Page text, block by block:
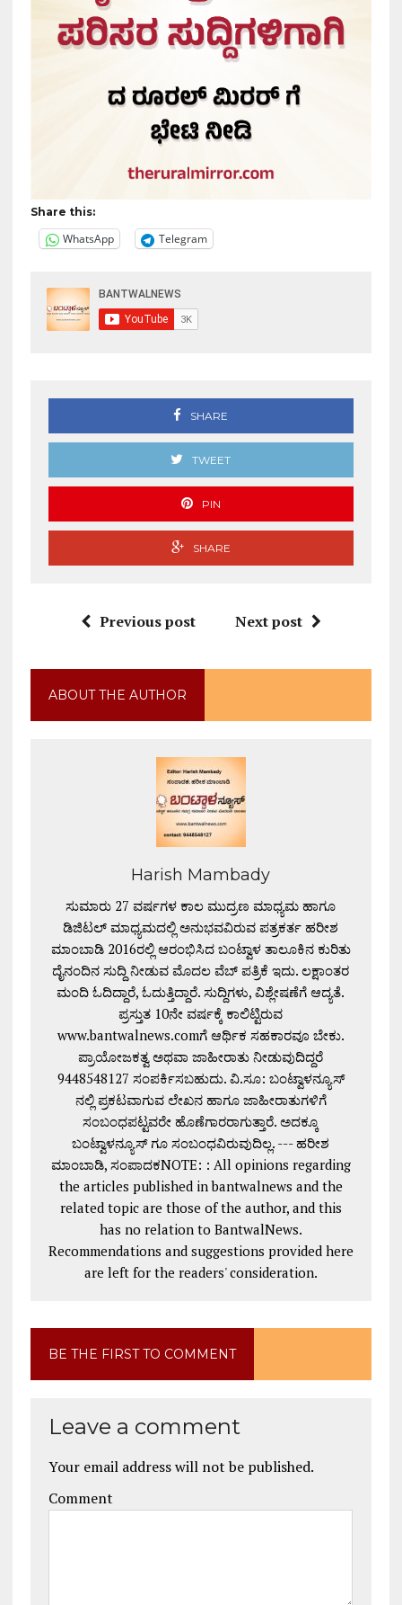
Share this:
WhatsApp Telegram
SHARE
TWEET
PIN
SHARE
Previous post Next post
ABOUT THE AUTHOR
Harish Mambady
ಸುಮಾರು 27 ವರ್ಷಗಳ ಕಾಲ ಮುದ್ರಣ ಮಾಧ್ಯಮ ಹಾಗೂ
ಡಿಜಿಟಲ್ ಮಾಧ್ಯಮದಲ್ಲಿ ಅನುಭವವಿರುವ ಪತ್ರಕರ್ತ ಹರೀಶ
ಮಾಂಬಾಡಿ 2016ರಲ್ಲಿ ಆರಂಭಿಸಿದ ಬಂಟ್ವಾಳ ತಾಲೂಕಿನ ಕುರಿತು
ದೈನಂದಿನ ಸುದ್ದಿ ನೀಡುವ ಮೊದಲ ವೆಬ್ ಪತ್ರಿಕೆ ಇದು. ಲಕ್ಷಾಂತರ
ಮಂದಿ ಓದಿದ್ದಾರೆ, ಓದುತ್ತಿದ್ದಾರೆ. ಸುದ್ದಿಗಳು, ವಿಶ್ಲೇಷಣೆಗೆ ಆದ್ಯತೆ.
ಪ್ರಸ್ತುತ 10ನೇ ವರ್ಷಕ್ಕೆ ಕಾಲಿಟ್ಟಿರುವ
www.bantwalnews.comಗೆ ಆರ್ಥಿಕ ಸಹಕಾರವೂ ಬೇಕು.
ಪ್ರಾಯೋಜಕತ್ವ ಅಥವಾ ಜಾಹೀರಾತು ನೀಡುವುದಿದ್ದರೆ
9448548127 ಸಂಪರ್ಕಿಸಬಹುದು. ವಿ.ಸೂ: ಬಂಟ್ವಾಳನ್ಯೂಸ್
ನಲ್ಲಿ ಪ್ರಕಟವಾಗುವ ಲೇಖನ ಹಾಗೂ ಜಾಹೀರಾತುಗಳಿಗೆ
ಸಂಬಂಧಪಟ್ಟವರೇ ಹೊಣೆಗಾರರಾಗುತ್ತಾರೆ. ಅದಕ್ಕೂ
ಬಂಟ್ವಾಳನ್ಯೂಸ್ ಗೂ ಸಂಬಂಧವಿರುವುದಿಲ್ಲ. --- ಹರೀಶ
ಮಾಂಬಾಡಿ, ಸಂಪಾದಕNOTE: : All opinions regarding
the articles published in bantwalnews and the
related topic are those of the author, and this
has no relation to BantwalNews.
Recommendations and suggestions provided here
are left for the readers' consideration.
BE THE FIRST TO COMMENT
Leave a comment
Your email address will not be published.
Comment